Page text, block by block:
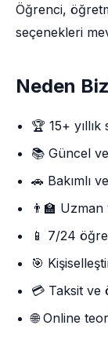
Öğrenci,
seçenekleri
Neden
🏆 15+
📚 Güncel
🚗 Bakımlı
👨‍🏫 Uzman
📱 7/24
🎯
💳 Taksit ve
🌐 Online